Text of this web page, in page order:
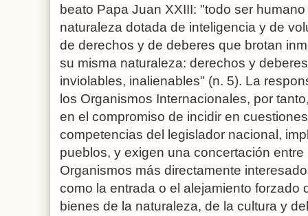
beato Papa Juan XXIII: "todo ser
naturaleza dotada de inteligencia y de
de derechos y de deberes que brotan
su misma naturaleza: derechos y
inviolables, inalienables" (n. 5). La
los Organismos Internacionales, por
en el compromiso de incidir en
competencias del legislador nacional,
pueblos, y exigen una concertación
Organismos más directamente
como la entrada o el alejamiento forzado
bienes de la naturaleza, de la cultura y